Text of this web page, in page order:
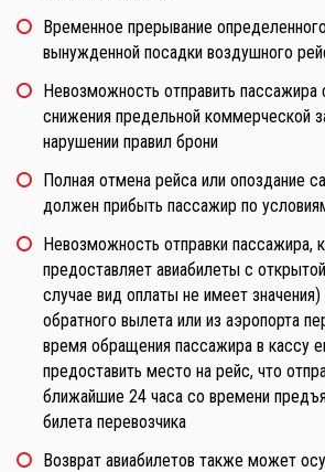
Временное прерывание
вынужденной посадки воздушного
Невозможность отправить пассажира
снижения предельной коммерческой
нарушении правил брони
Полная отмена рейса или опоздание
должен прибыть пассажир по
Невозможность отправки пассажира,
предоставляет авиабилеты с
случае вид оплаты не имеет значения)
обратного вылета или из аэропорта
время обращения пассажира в кассу
предоставить место на рейс, что
ближайшие 24 часа со времени
билета перевозчика
Возврат авиабилетов также может